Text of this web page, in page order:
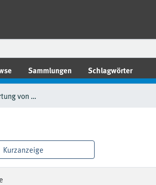
Sammlungen Schlagwörter
Energetische Bewertung von Gebäuden
Kurzanzeige